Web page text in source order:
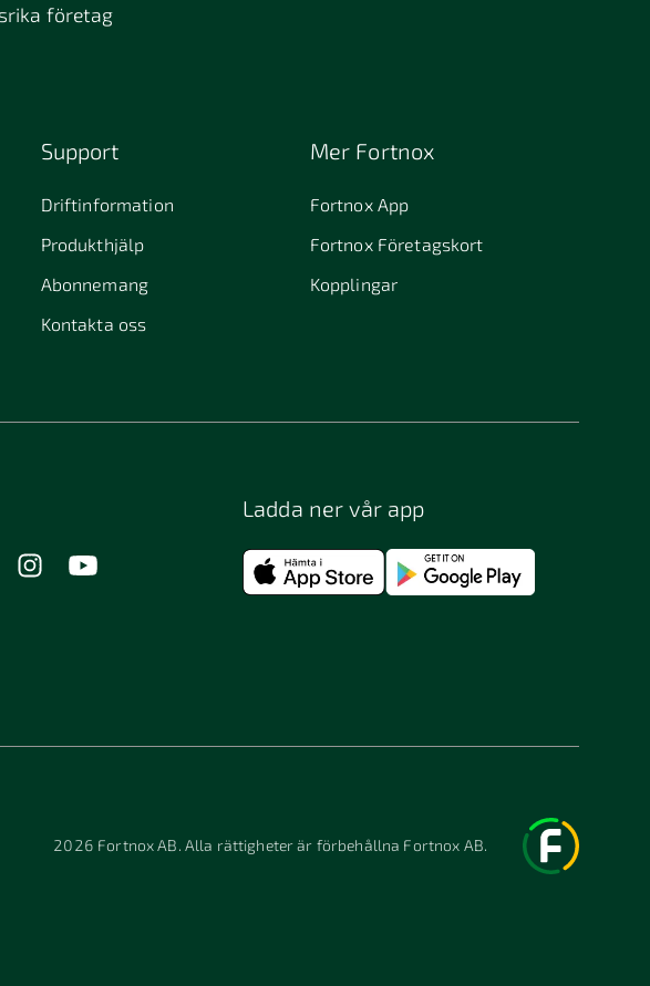
företag
Support
Driftinformation
Produkthjälp
Abonnemang
Kontakta oss
Mer Fortnox
Fortnox App
Fortnox Företagskort
Kopplingar
Ladda ner vår app
2026 Fortnox AB. Alla rättigheter är förbehållna Fortnox AB.